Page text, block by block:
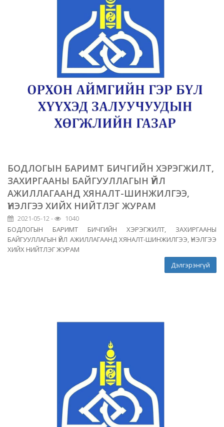
БОДЛОГЫН БАРИМТ БИЧГИЙН ХЭРЭГЖИЛТ,
ЗАХИРГААНЫ БАЙГУУЛЛАГЫН ҮЙЛ
АЖИЛЛАГААНД ХЯНАЛТ-ШИНЖИЛГЭЭ,
ҮНЭЛГЭЭ ХИЙХ НИЙТЛЭГ ЖУРАМ
2021-05-12 -
1040
БОДЛОГЫН БАРИМТ БИЧГИЙН ХЭРЭГЖИЛТ, ЗАХИРГААНЫ
БАЙГУУЛЛАГЫН ҮЙЛ АЖИЛЛАГААНД ХЯНАЛТ-ШИНЖИЛГЭЭ, ҮНЭЛГЭЭ
ХИЙХ НИЙТЛЭГ ЖУРАМ
Дэлгэрэнгүй